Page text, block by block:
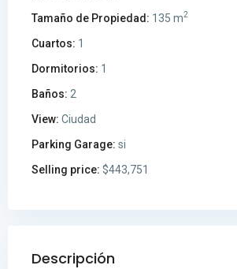
Tamaño de Propiedad: 135 m2
Cuartos: 1
Dormitorios: 1
Baños: 2
View: Ciudad
Parking Garage: si
Selling price: $443,751
Descripción